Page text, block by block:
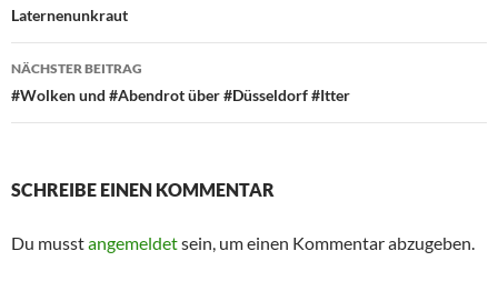
Laternenunkraut
NÄCHSTER BEITRAG
#Wolken und #Abendrot über #Düsseldorf #Itter
SCHREIBE EINEN KOMMENTAR
Du musstangemeldetsein, um einen Kommentar abzugeben.